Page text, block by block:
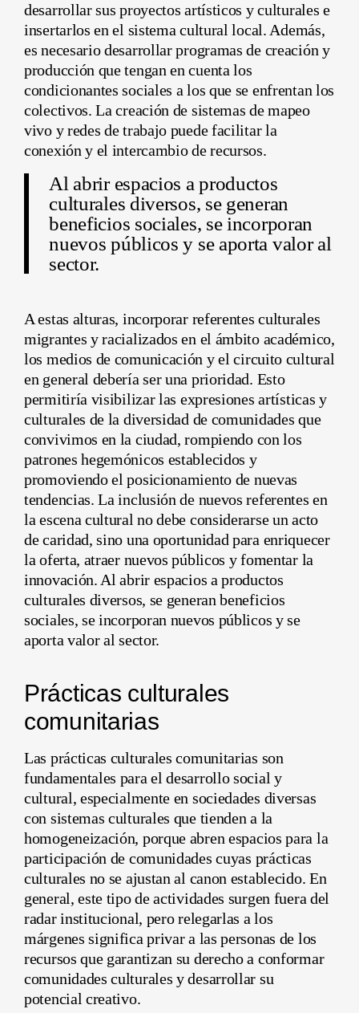
desarrollar sus proyectos artísticos y culturales e
insertarlos en el sistema cultural local. Además,
es necesario desarrollar programas de creación y
producción que tengan en cuenta los
condicionantes sociales a los que se enfrentan los
colectivos. La creación de sistemas de mapeo
vivo y redes de trabajo puede facilitar la
conexión y el intercambio de recursos.
Al abrir espacios a productos
culturales diversos, se generan
beneficios sociales, se incorporan
nuevos públicos y se aporta valor al
sector.
A estas alturas, incorporar referentes culturales
migrantes y racializados en el ámbito académico,
los medios de comunicación y el circuito cultural
en general debería ser una prioridad. Esto
permitiría visibilizar las expresiones artísticas y
culturales de la diversidad de comunidades que
convivimos en la ciudad, rompiendo con los
patrones hegemónicos establecidos y
promoviendo el posicionamiento de nuevas
tendencias. La inclusión de nuevos referentes en
la escena cultural no debe considerarse un acto
de caridad, sino una oportunidad para enriquecer
la oferta, atraer nuevos públicos y fomentar la
innovación. Al abrir espacios a productos
culturales diversos, se generan beneficios
sociales, se incorporan nuevos públicos y se
aporta valor al sector.
Prácticas culturales
comunitarias
Las prácticas culturales comunitarias son
fundamentales para el desarrollo social y
cultural, especialmente en sociedades diversas
con sistemas culturales que tienden a la
homogeneización, porque abren espacios para la
participación de comunidades cuyas prácticas
culturales no se ajustan al canon establecido. En
general, este tipo de actividades surgen fuera del
radar institucional, pero relegarlas a los
márgenes significa privar a las personas de los
recursos que garantizan su derecho a conformar
comunidades culturales y desarrollar su
potencial creativo.